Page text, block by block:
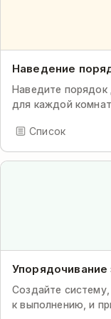
Наведение
Наведите порядок
для каждой
Список
Упорядочивание
Создайте
к выполнению, и